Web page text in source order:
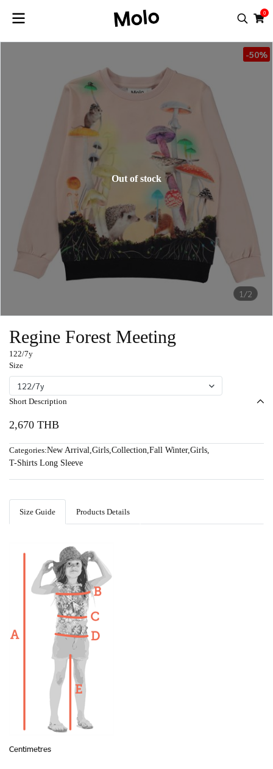
0
1/2
-50%
Out of stock
Regine Forest Meeting
122/7y
Size
122/7y
Short Description
2,670 THB
Categories:New Arrival,Girls,Collection,Fall Winter,Girls,
T-Shirts Long Sleeve
Size Guide Products Details
Centimetres